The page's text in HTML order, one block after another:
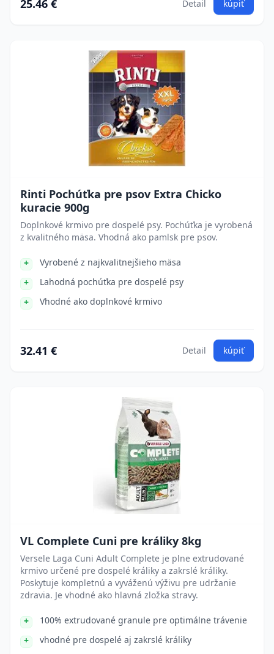
25.46 € Detail kúpiť
Rinti Pochúťka pre psov Extra Chicko
kuracie 900g
Doplnkové krmivo pre dospelé psy. Pochúťka je vyrobená
z kvalitného mäsa. Vhodná ako pamlsk pre psov.
Vyrobené z najkvalitnejšieho mäsa
Lahodná pochúťka pre dospelé psy
Vhodné ako doplnkové krmivo
32.41 € Detail kúpiť
VL Complete Cuni pre králiky 8kg
Versele Laga Cuni Adult Complete je plne extrudované
krmivo určené pre dospelé králiky a zakrslé králiky.
Poskytuje kompletnú a vyváženú výživu pre udržanie
zdravia. Je vhodné ako hlavná zložka stravy.
100% extrudované granule pre optimálne trávenie
vhodné pre dospelé aj zakrslé králiky